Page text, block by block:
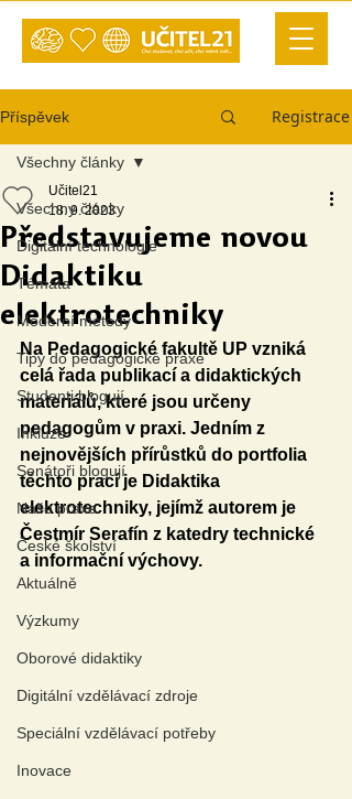
Příspěvek Registrace
Všechny články
Digitální technologie
Témata
Moderní metody
Tipy do pedagogické praxe
Studenti blogují
Inkluze
Senátoři blogují
Naše praxe
České školství
Aktuálně
Výzkumy
Oborové didaktiky
Digitální vzdělávací zdroje
Speciální vzdělávací potřeby
Inovace
Všechny články
Představujeme novou
Didaktiku
elektrotechniky
Učitel21
18. 9. 2023
Na Pedagogické fakultě UP vzniká
celá řada publikací a didaktických
materiálů, které jsou určeny
pedagogům v praxi. Jedním z
nejnovějších přírůstků do portfolia
těchto prací je Didaktika
elektrotechniky, jejímž autorem je
Čestmír Serafín z katedry technické
a informační výchovy.